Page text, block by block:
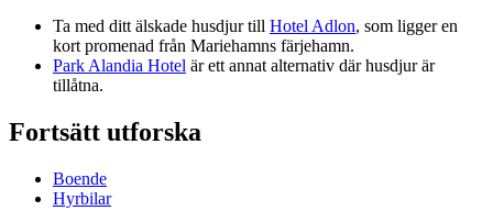
Ta med ditt älskade husdjur till Hotel Adlon, som ligger en
kort promenad från Mariehamns färjehamn.
Park Alandia Hotel är ett annat alternativ där husdjur är
tillåtna.
Fortsätt utforska
Boende
Hyrbilar